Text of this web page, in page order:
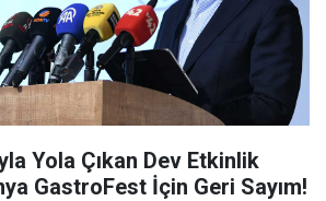
Yola Çıkan Dev Etkinlik
GastroFest İçin Geri Sayım!